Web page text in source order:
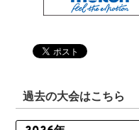
過去の大会はこちら